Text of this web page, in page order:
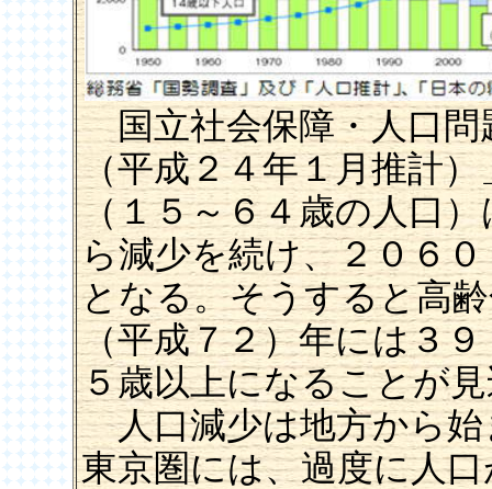
国立社会保障・人口問
（平成２４年１月推計
（１５～６４歳の人口
ら減少を続け、２０６
となる。そうすると高
（平成７２）年には３
５歳以上になることが
人口減少は地方から始
東京圏には、過度に人